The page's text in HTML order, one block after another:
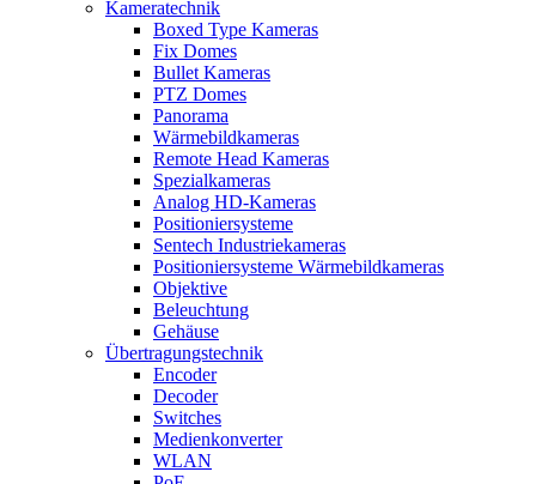
Kameratechnik
Boxed Type Kameras
Fix Domes
Bullet Kameras
PTZ Domes
Panorama
Wärmebildkameras
Remote Head Kameras
Spezialkameras
Analog HD-Kameras
Positioniersysteme
Sentech Industriekameras
Positioniersysteme Wärmebildkameras
Objektive
Beleuchtung
Gehäuse
Übertragungstechnik
Encoder
Decoder
Switches
Medienkonverter
WLAN